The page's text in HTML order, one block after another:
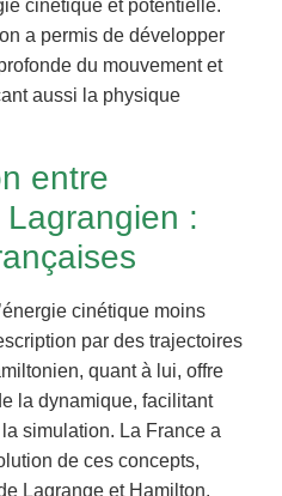
cinétique et potentielle.
a permis de développer
du mouvement et
aussi la physique
entre
:
cinétique moins
par des trajectoires
quant à lui, offre
la dynamique, facilitant
simulation. La France a
de ces concepts,
Lagrange et Hamilton.